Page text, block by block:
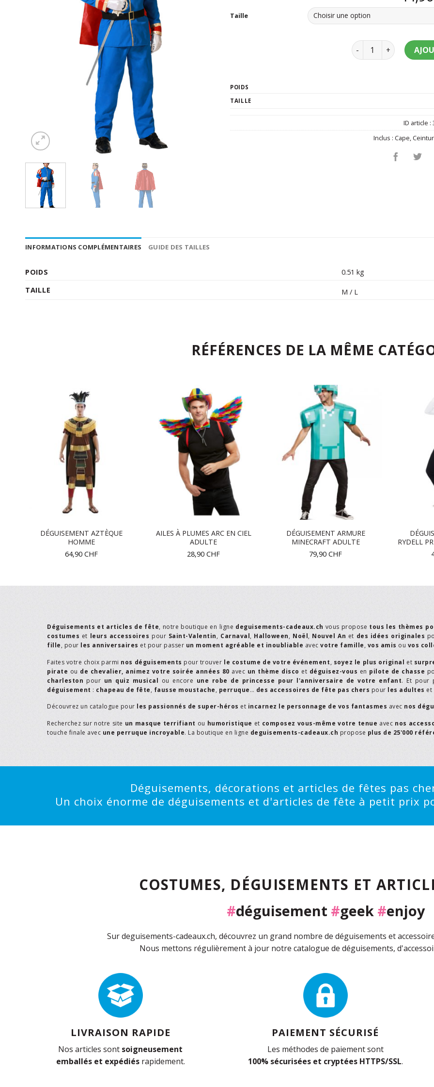
Taille
quantité de
POIDS
TAILLE
ID article :
Inclus : Cape,
INFORMATIONS COMPLÉMENTAIRES GUIDE DES TAILLES
POIDS
0.51 kg
TAILLE
M / L
RÉFÉRENCES DE LA MÊME
DÉGUISEMENT AZTÈQUE
HOMME
64,90 CHF
AILES À PLUMES ARC EN CIEL
ADULTE
28,90 CHF
DÉGUISEMENT ARMURE
MINECRAFT ADULTE
79,90 CHF
RYDELL
Déguisements et articles de fête, notre boutique en ligne deguisements-cadeaux.ch vous propose tous les thèmes
costumes et leurs accessoires pour Saint-Valentin, Carnaval, Halloween, Noël, Nouvel An et des idées originales
fille, pour les anniversaires et pour passer un moment agréable et inoubliable avec votre famille, vos amis ou vos
Faites votre choix parmi nos déguisements pour trouver le costume de votre événement, soyez le plus original et
pirate ou de chevalier, animez votre soirée années 80 avec un thème disco et déguisez-vous en pilote de chasse
charleston pour un quiz musical ou encore une robe de princesse pour l'anniversaire de votre enfant. Et pour
déguisement : chapeau de fête, fausse moustache, perruque… des accessoires de fête pas chers pour les adultes et
Découvrez un catalogue pour les passionnés de super-héros et incarnez le personnage de vos fantasmes avec nos
Recherchez sur notre site un masque terrifiant ou humoristique et composez vous-même votre tenue avec nos
touche finale avec une perruque incroyable. La boutique en ligne deguisements-cadeaux.ch propose plus de 25'000
Déguisements, décorations et articles de fêtes pas
Un choix énorme de déguisements et d'articles de fête à petit prix
COSTUMES, DÉGUISEMENTS ET
#déguisement #geek #enjoy
Sur deguisements-cadeaux.ch, découvrez un grand nombre de déguisements et
Nous mettons régulièrement à jour notre catalogue de déguisements,
LIVRAISON RAPIDE
Nos articles sont soigneusement
emballés et expédiésrapidement.
PAIEMENT SÉCURISÉ
Les méthodes de paiement sont
100% sécurisées et cryptées HTTPS/SSL.